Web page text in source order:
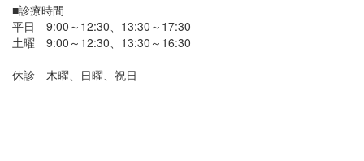
■診療時間
平日 9:00～12:30、13:30～17:30
土曜 9:00～12:30、13:30～16:30
休診 木曜、日曜、祝日